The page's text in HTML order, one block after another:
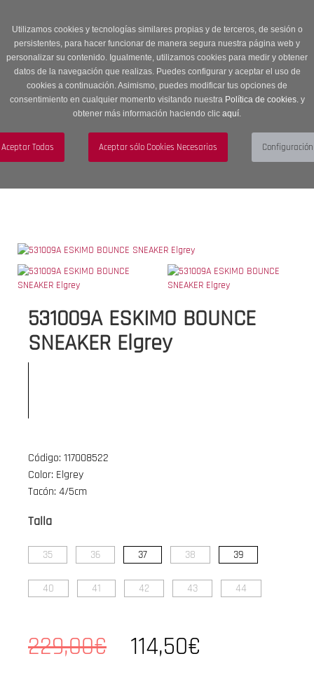
Utilizamos cookies y tecnologías similares propias y de terceros, de sesión o
persistentes, para hacer funcionar de manera segura nuestra página web y
personalizar su contenido. Igualmente, utilizamos cookies para medir y obtener
datos de la navegación que realizas. Puedes configurar y aceptar el uso de
cookies a continuación. Asimismo, puedes modificar tus opciones de
consentimiento en cualquier momento visitando nuestra Política de cookies.y
obtener más información haciendo clic aquí.
descuento en Sección OUTLET con código OUTLET20
navigation
Menú
531009A ESKIMO BOUNCE
SNEAKER Elgrey
Código: 117008522
Color: Elgrey
Tacón: 4/5cm
Talla
35 36 37 38 39
40 41 42 43 44
229,00€ 114,50€